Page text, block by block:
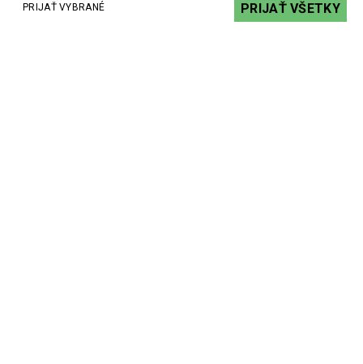
PRIJAŤ VYBRANÉ PRIJAŤ VŠETKY